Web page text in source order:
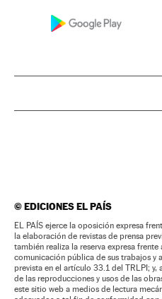
©EDICIONES EL PAÍS
EL PAÍS ejerce la oposición expresa
la elaboración de revistas de prensa
también realiza la reserva expresa
comunicación pública de sus trabajos y
prevista en el artículo 33.1 del TRLPI; y,
de las reproducciones y usos de las
este sitio web a medios de lectura